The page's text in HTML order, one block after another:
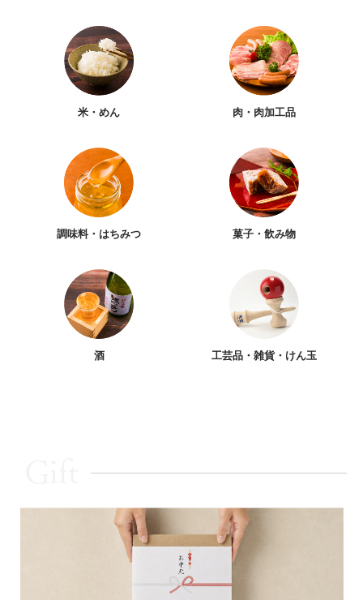
米・めん 肉・肉加工品
調味料・はちみつ 菓子・飲み物
酒 工芸品・雑貨・けん玉